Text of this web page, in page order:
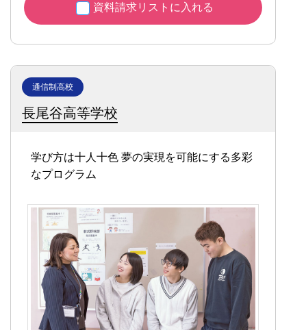
資料請求リストに入れる
通信制高校
長尾谷高等学校
学び方は十人十色 夢の実現を可能にする多彩
なプログラム